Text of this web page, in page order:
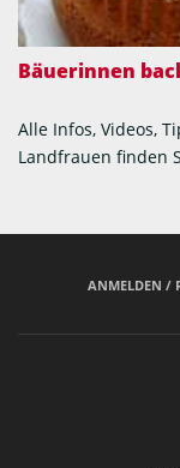
Bäuerinnen
Alle Infos, Videos,
Landfrauen finden
ANMELDEN /